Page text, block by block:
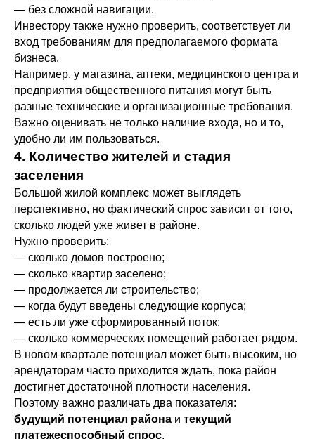
— без сложной навигации.
Инвестору также нужно проверить, соответствует ли
вход требованиям для предполагаемого формата
бизнеса.
Например, у магазина, аптеки, медицинского центра и
предприятия общественного питания могут быть
разные технические и организационные требования.
Важно оценивать не только наличие входа, но и то,
удобно ли им пользоваться.
4. Количество жителей и стадия
заселения
Большой жилой комплекс может выглядеть
перспективно, но фактический спрос зависит от того,
сколько людей уже живет в районе.
Нужно проверить:
— сколько домов построено;
— сколько квартир заселено;
— продолжается ли строительство;
— когда будут введены следующие корпуса;
— есть ли уже сформированный поток;
— сколько коммерческих помещений работает рядом.
В новом квартале потенциал может быть высоким, но
арендаторам часто приходится ждать, пока район
достигнет достаточной плотности населения.
Поэтому важно различать два показателя:
будущий потенциал района и текущий
платежеспособный спрос.